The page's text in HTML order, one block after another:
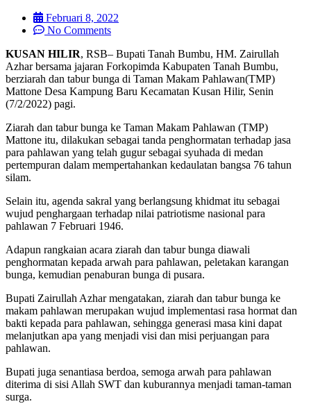
Februari 8, 2022
No Comments
KUSAN HILIR, RSB– Bupati Tanah Bumbu, HM. Zairullah
Azhar bersama jajaran Forkopimda Kabupaten Tanah Bumbu,
berziarah dan tabur bunga di Taman Makam Pahlawan(TMP)
Mattone Desa Kampung Baru Kecamatan Kusan Hilir, Senin
(7/2/2022) pagi.
Ziarah dan tabur bunga ke Taman Makam Pahlawan (TMP)
Mattone itu, dilakukan sebagai tanda penghormatan terhadap jasa
para pahlawan yang telah gugur sebagai syuhada di medan
pertempuran dalam mempertahankan kedaulatan bangsa 76 tahun
silam.
Selain itu, agenda sakral yang berlangsung khidmat itu sebagai
wujud penghargaan terhadap nilai patriotisme nasional para
pahlawan 7 Februari 1946.
Adapun rangkaian acara ziarah dan tabur bunga diawali
penghormatan kepada arwah para pahlawan, peletakan karangan
bunga, kemudian penaburan bunga di pusara.
Bupati Zairullah Azhar mengatakan, ziarah dan tabur bunga ke
makam pahlawan merupakan wujud implementasi rasa hormat dan
bakti kepada para pahlawan, sehingga generasi masa kini dapat
melanjutkan apa yang menjadi visi dan misi perjuangan para
pahlawan.
Bupati juga senantiasa berdoa, semoga arwah para pahlawan
diterima di sisi Allah SWT dan kuburannya menjadi taman-taman
surga.